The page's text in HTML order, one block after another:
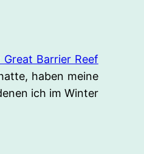
Great Barrier Reef
haben meine
ich im Winter